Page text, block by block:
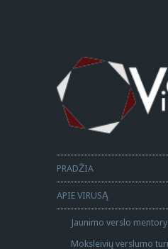
PRADŽIA
APIE VIRUSĄ
Jaunimo verslo
Moksleivių verslumo